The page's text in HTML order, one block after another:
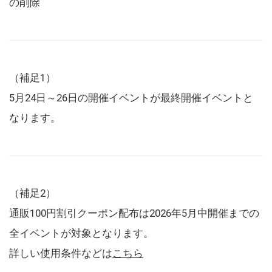
（補足1）
5月24日～26日の開催イベントが最終開催イベントと
なります。
（補足2）
通販100円割引クーポン配布は2026年5月中開催までの
全イベントが対象となります。
詳しい使用条件などはこちら